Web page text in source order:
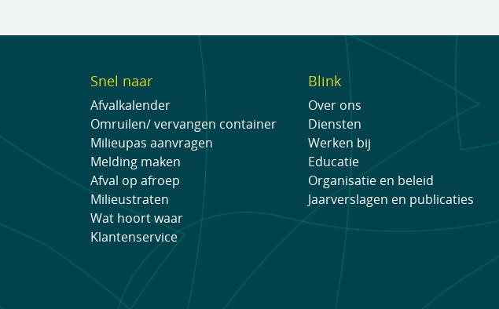
Snel naar
Afvalkalender
Omruilen/ vervangen container
Milieupas aanvragen
Melding maken
Afval op afroep
Milieustraten
Wat hoort waar
Klantenservice
Blink
Over ons
Diensten
Werken bij
Educatie
Organisatie en beleid
Jaarverslagen en publicaties